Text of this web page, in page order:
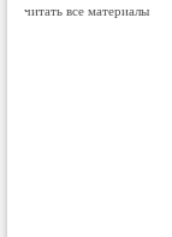
читать все материалы